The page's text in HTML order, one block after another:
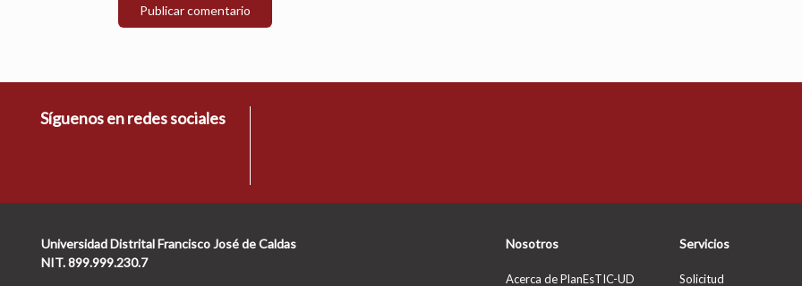
Síguenos en redes sociales
Universidad Distrital Francisco José de Caldas
NIT. 899.999.230.7
Nosotros
Acerca de PlanEsTIC-UD
Servicios
Solicitud